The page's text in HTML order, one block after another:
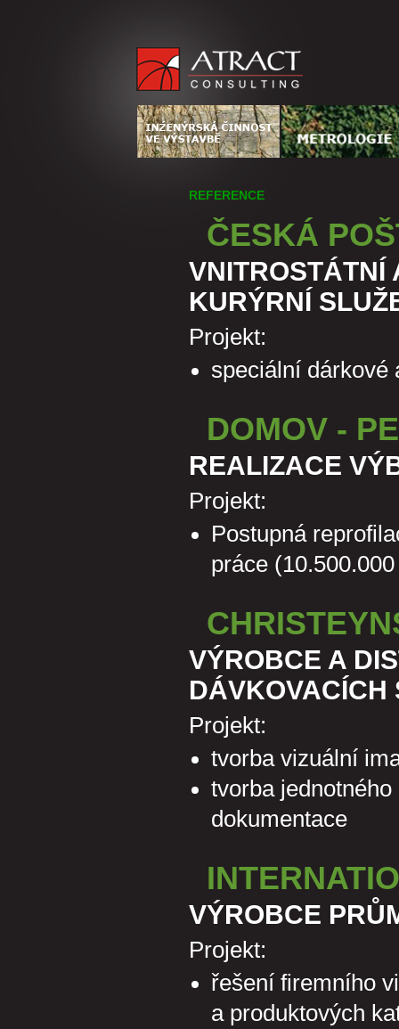
REFERENCE
ČESKÁ
VNITROSTÁTNÍ
KURÝRNÍ
Projekt:
speciální dárkové
DOMOV -
REALIZACE
Projekt:
Postupná
práce
VÝROBCE A
DÁVKOVACÍCH
Projekt:
tvorba vizuální
tvorba
dokumentace
VÝROBCE
Projekt:
řešení firemního
a produktových